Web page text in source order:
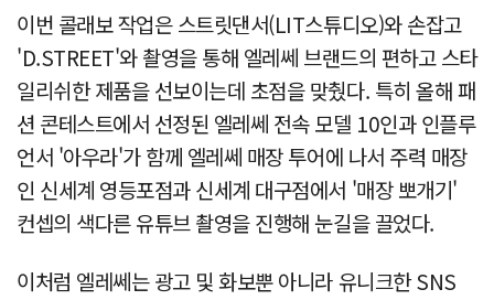
이번 콜래보 작업은 스트릿댄서(LIT스튜디오)와 손잡고
'D.STREET'와 촬영을 통해 엘레쎄 브랜드의 편하고 스타
일리쉬한 제품을 선보이는데 초점을 맞췄다. 특히 올해 패
션 콘테스트에서 선정된 엘레쎄 전속 모델 10인과 인플루
언서 '아우라'가 함께 엘레쎄 매장 투어에 나서 주력 매장
인 신세계 영등포점과 신세계 대구점에서 '매장 뽀개기'
컨셉의 색다른 유튜브 촬영을 진행해 눈길을 끌었다.
이처럼 엘레쎄는 광고 및 화보뿐 아니라 유니크한 SNS